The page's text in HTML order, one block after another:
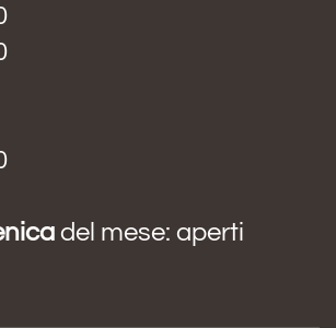
del mese: aperti